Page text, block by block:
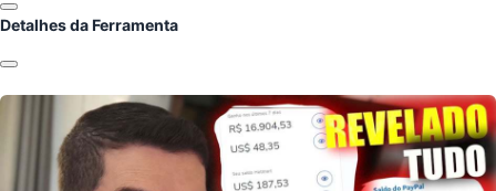
Próximo
Detalhes da Ferramenta